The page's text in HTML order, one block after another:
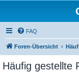
FAQ
Foren-Übersicht
Häufig gestellte